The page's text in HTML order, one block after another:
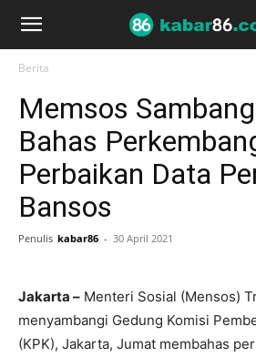
Berita
Memsos
Bahas
Perbaikan Data
Bansos
Penulis kabar86 - 30 April 2021
Jakarta – Menteri Sosial (Mensos)
menyambangi Gedung Komisi
(KPK), Jakarta, Jumat membahas